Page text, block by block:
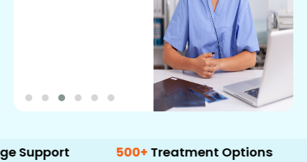
500+ Treatment Options